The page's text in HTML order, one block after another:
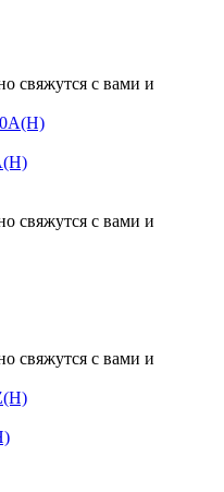
свяжутся с вами и
свяжутся с вами и
свяжутся с вами и